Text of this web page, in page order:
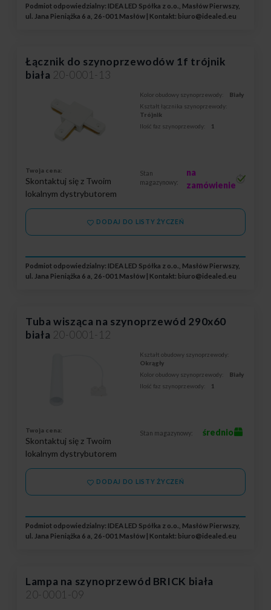
Podmiot odpowiedzialny: IDEA LED Spółka z o.o., Masłów Pierwszy,
ul. Jana Pieniążka 6 a, 26-001 Masłów | Kontakt: biuro@idealed.eu
Łącznik do szynoprzewodów 1f trójnik
biała 20-0001-13
Kolor obudowy szynoprzewody:
Biały
Kształt łącznika szynoprzewody:
Trójnik
Ilość faz szynoprzewody:
1
Twoja cena:
Skontaktuj się z Twoim
lokalnym dystrybutorem
Stan
magazynowy:
na
zamówienie
DODAJ DO LISTY ŻYCZEŃ
Podmiot odpowiedzialny: IDEA LED Spółka z o.o., Masłów Pierwszy,
ul. Jana Pieniążka 6 a, 26-001 Masłów | Kontakt: biuro@idealed.eu
Tuba wisząca na szynoprzewód 290x60
biała 20-0001-12
Kształt obudowy szynoprzewody:
Okrągły
Kolor obudowy szynoprzewody:
Biały
Ilość faz szynoprzewody:
1
Twoja cena:
Skontaktuj się z Twoim
lokalnym dystrybutorem
Stan magazynowy: średnio
DODAJ DO LISTY ŻYCZEŃ
Podmiot odpowiedzialny: IDEA LED Spółka z o.o., Masłów Pierwszy,
ul. Jana Pieniążka 6 a, 26-001 Masłów | Kontakt: biuro@idealed.eu
Lampa na szynoprzewód BRICK biała
20-0001-09